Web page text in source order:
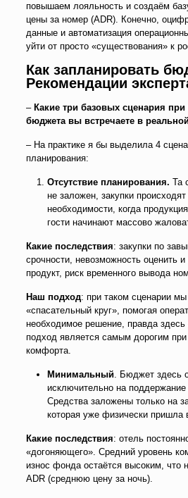
повышаем лояльность и создаём
цены за номер (ADR). Конечно,
данные и автоматизация
уйти от просто «существования» к
Как запланировать
Рекомендации
– Какие три базовых сценария
бюджета вы встречаете в
– На практике я бы выделила 4
планирования:
Отсутствие планирования. Та
не заложен, закупки
необходимости, когда
гости начинают массово
Какие последствия: закупки по
срочности, невозможность оценить
продукт, риск временного вывода
Наш подход: при таком сценарии
«спасательный круг», помогая
необходимое решение, правда здесь
подход является самым дорогим
комфорта.
Минимальный. Бюджет здесь
исключительно на поддержание
Средства заложены только на
которая уже физически пришла
Какие последствия: отель
«догоняющего». Средний уровень
износ фонда остаётся высоким, что
ADR (среднюю цену за ночь).